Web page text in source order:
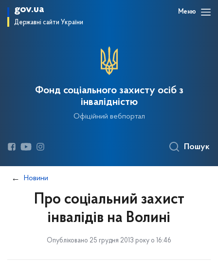
gov.ua
Державні сайти України
Меню
Фонд соціального захисту осіб з
інвалідністю
Офіційний вебпортал
Пошук
Новини
Про соціальний захист
інвалідів на Волині
Опубліковано 25 грудня 2013 року о 16:46